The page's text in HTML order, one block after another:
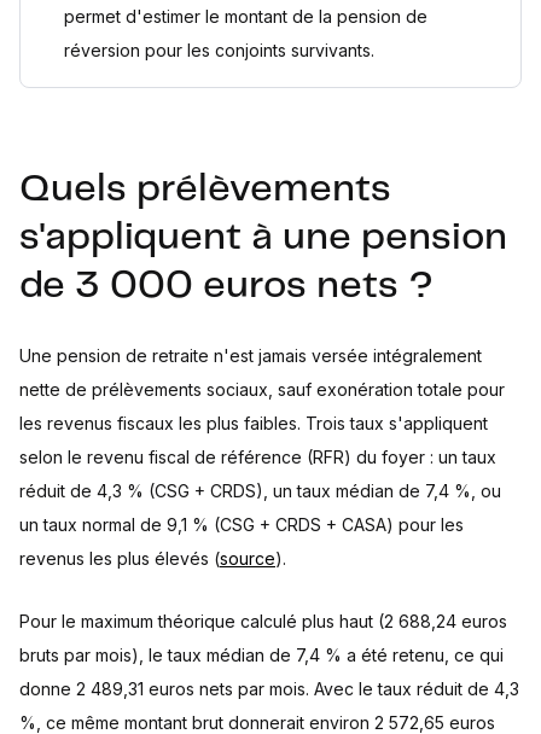
permet d'estimer le montant de la pension de
réversion pour les conjoints survivants.
Quels prélèvements
s'appliquent à une pension
de 3 000 euros nets ?
Une pension de retraite n'est jamais versée intégralement
nette de prélèvements sociaux, sauf exonération totale pour
les revenus fiscaux les plus faibles. Trois taux s'appliquent
selon le revenu fiscal de référence (RFR) du foyer : un taux
réduit de 4,3 % (CSG + CRDS), un taux médian de 7,4 %, ou
un taux normal de 9,1 % (CSG + CRDS + CASA) pour les
revenus les plus élevés (source).
Pour le maximum théorique calculé plus haut (2 688,24 euros
bruts par mois), le taux médian de 7,4 % a été retenu, ce qui
donne 2 489,31 euros nets par mois. Avec le taux réduit de 4,3
%, ce même montant brut donnerait environ 2 572,65 euros